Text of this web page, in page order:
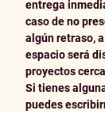
entrega
caso de no
algún retraso,
espacio será
proyectos
Si tienes
puedes